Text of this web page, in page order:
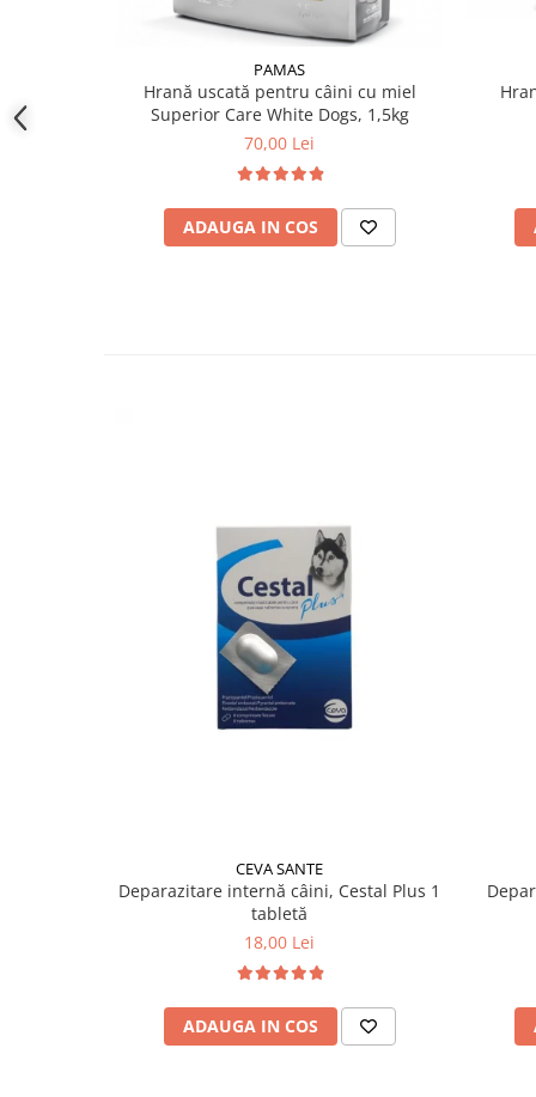
PAMAS
Hrană uscată pentru câini cu miel
Superior Care White Dogs, 1,5kg
70,00 Lei
ADAUGA IN COS
CEVA SANTE
Deparazitare internă câini, Cestal Plus 1
tabletă
18,00 Lei
ADAUGA IN COS